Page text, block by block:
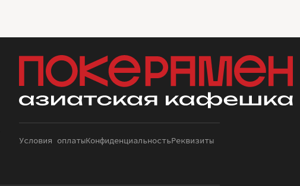
Условия оплатыКонфиденциальностьРеквизиты